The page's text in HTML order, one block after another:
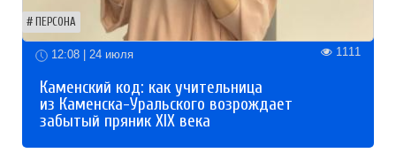
ПЕРСОНА
12:08 | 24 июля 1111
Каменский код: как учительница
из Каменска-Уральского возрождает
забытый пряник XIX века